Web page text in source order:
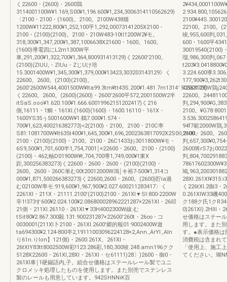
く22600・(2600)・2600鶏
3114001100W¥1.169,S00¥1,196.600¥1,234,3006314110562629)
〈2100・2100・(1600)。2100。2100W438畑
1200W¥11222,800¥1,252,100平1,292,00073141205X2100・
2100・(2100)(2100)。2100・210W483‐10tl1200W2¥モ。
318,300¥1,347,200¥1,387,1006638X21600・1600。1600。
(1600)導電四にL2m1300W平
車,291,200¥1,322,700¥1,364,800931413129)く22600'2100。
(2100)(ZlUU,・ZIUu・ZじUけ培
15.3001400W¥1,345,300¥1,379,000¥13423,303203143129》く
22600。2600。(2100)(2100)。
2600'2600W544,4001500W¥lta99.3tm¥tt43S.200¥1.481.7m1314150563129)
く22600。2600。(2600)(2600)・2600'2600平572,2001500W2半
itSaS.ooo¥1.620.100¥1.666.60019962151202417)く216
側,16111・1鯛・161Xl.(1600)(1600)・1600.16110・161X・
1600YS35ぅ5001600W¥1.鶴7.000¥1.574・
700¥1,623,400216382773)<2(2100)・2100。2100・210C率
S81:1081700W¥lt635t400¥1,645,300¥1,696,2002363817092X2S00,2100。
2100・(2100)(2100)・2100。2100・26C1433お3011800W¥モ・
6S9,500¥1,701,600半1,754,7001￨×22600・2600。2100・(2100)
(2100)・462,軸D01900W¥t,704,700導1,749,000¥1東X
距,300256383273)く22600・2600・2600・(2100)(2100)・
2600。2600・260C単む00t20012000W鴻￨キ裕7‐500¥1,314コ
000¥1,871,500266383273)く22600,2600・2600。(2600)貯ia過
む02100W率モ:919,600¥1,967,900¥2.027.600211283417〉く
2261Xl・211X・21111.2100'(2100)2100・261Xl▼Sl:800‐2200W
辛1!373す600¥2.024.100¥2.086800028962221287×2261Xl・26叩
21側・211Xl.26110・261Xl▼33H4002300W線:む
tSit80¥2.867.300殺.131.900231287×22600'260t・26∞・コ
0030001(211Xl卜2100・261Xl.2600'郷的報01:9002400W遊
ta694300¥2.124‐800半2,19111003096224128×2,Ann.,ArYl.,Aln
り61n.りlon】121側)・2600.261X。261Xl・
26tXlY83tt8002500W彩!123.286彩,180,300竣.248.amn196クク
5128X22600・261Xl,28Xl・261Xl・セ61111)28〕)2600・御0・
261Xl車￨1硬錫語内,子。組合せ価格はステールレール製でユニ
クロメッキ処理したものを使用します。また別売でステンレス
製のレールも用意しています。942SHNNiK百
22100。2100。
竣,955,600判
600・1600平
30019540(2100)
瑠,986,300判
3.224.600導
42001700W鶏
22600。
判
2100。
94f7範2000W鶏
2600・2600。
判
2600将rS7お
判
鳩
く226tXl.2御3・
0.261XlW33磯
ク188ク氏1ク
0)261Xl).2Hlll・
せ価格はステー
用します。また
す。●表示価格は
消費税は含まれ
「使用上、施工
てください。瑚